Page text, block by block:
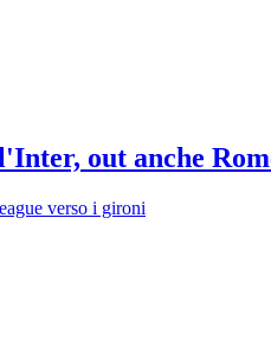
out anche
verso i gironi